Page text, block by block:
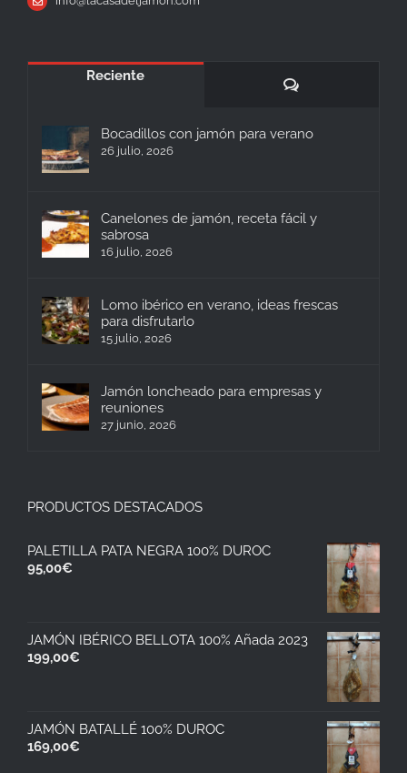
Reciente
Comentarios
Bocadillos con jamón para verano
26 julio, 2026
Canelones de jamón, receta fácil y
sabrosa
16 julio, 2026
Lomo ibérico en verano, ideas frescas
para disfrutarlo
15 julio, 2026
Jamón loncheado para empresas y
reuniones
27 junio, 2026
PRODUCTOS DESTACADOS
PALETILLA PATA NEGRA 100% DUROC
95,00€
JAMÓN IBÉRICO BELLOTA 100% Añada 2023
199,00€
JAMÓN BATALLÉ 100% DUROC
169,00€